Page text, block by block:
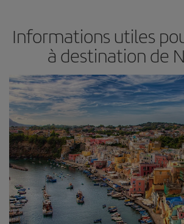
Informations utiles
à destination de